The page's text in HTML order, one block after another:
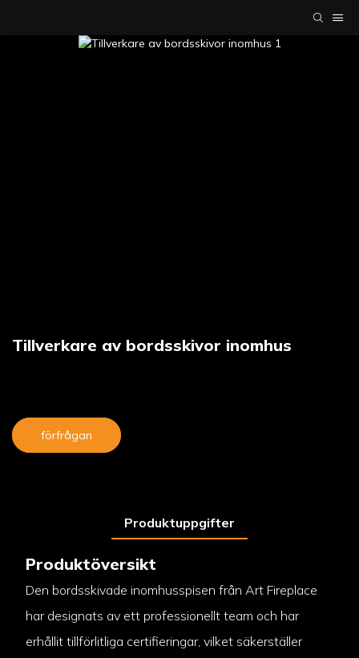
Tillverkare av bordsskivor inomhus
förfrågan
Produktuppgifter
Produktöversikt
Den bordsskivade inomhusspisen från Art Fireplace
har designats av ett professionellt team och har
erhållit tillförlitliga certifieringar, vilket säkerställer